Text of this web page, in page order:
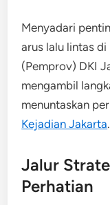
Menyadari
arus lalu lintas di
(Pemprov) DKI
mengambil
menuntaskan
Kejadian Jakarta.
Jalur
Perhatian